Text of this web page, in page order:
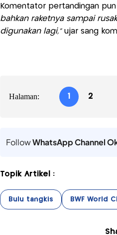
Komentator pertandingan
bahkan raketnya sampai
digunakan lagi,"ujar sang
Halaman: 1 2
FollowWhatsApp Channel
Topik Artikel :
Bulu tangkis BWF World